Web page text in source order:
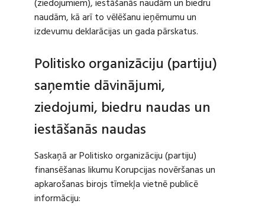
naudām, kā arī to vēlēšanu ieņēmumu un
izdevumu deklarācijas un gada pārskatus.
Politisko organizāciju (partiju)
saņemtie dāvinājumi,
ziedojumi, biedru naudas un
iestāšanās naudas
Saskaņā ar Politisko organizāciju (partiju)
finansēšanas likumu Korupcijas novēršanas un
apkarošanas birojs tīmekļa vietnē publicē
informāciju: